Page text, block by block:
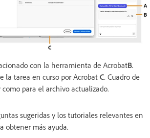
con la herramienta de AcrobatB.
la tarea en curso por Acrobat C. Cuadro de
para el archivo actualizado.
sugeridas y los tutoriales relevantes en
obtener más ayuda.